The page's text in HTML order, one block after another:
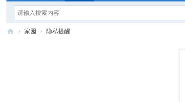
› 家园 › 隐私提醒